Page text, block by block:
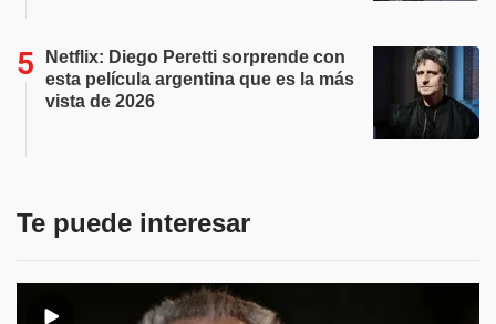
Netflix: Diego Peretti sorprende con
esta película argentina que es la más
vista de 2026
Te puede interesar